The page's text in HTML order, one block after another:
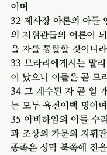
이며
32 제사장 아론의 아들
의 지휘관들의 어른이
을 자를 통할할 것이니라
33 므라리에게서는 말
이 났으니 이들은 곧 므
34 그 계수된 자 곧 일
는 모두 육천이백 명이며
35 아비하일의 아들 수
과 조상의 가문의 지휘
종족은 성막 북쪽에 진